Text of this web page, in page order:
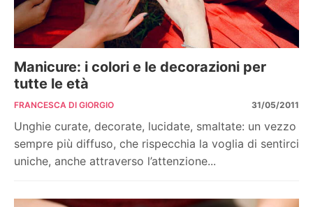
Manicure: i colori e le decorazioni per
tutte le età
FRANCESCA DI GIORGIO 31/05/2011
Unghie curate, decorate, lucidate, smaltate: un vezzo
sempre più diffuso, che rispecchia la voglia di sentirci
uniche, anche attraverso l’attenzione...